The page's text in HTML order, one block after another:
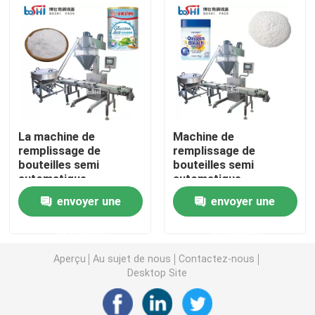
Machine de conditionnement de poche de Premade
Machine de remplissage de bouteilles automatique
Accessoires de machine à emballer
La machine de
remplissage de
bouteilles semi
automatique
électrique pour la
protéine saupoudrent
la poudre de potiron
envoyer une
Machine de
remplissage de
bouteilles semi
automatique
multifonctionnelle
pour la poudre de
blanchisserie de
envoyer une
Aperçu Au sujet de nous
Contactez-nous
Desktop Site